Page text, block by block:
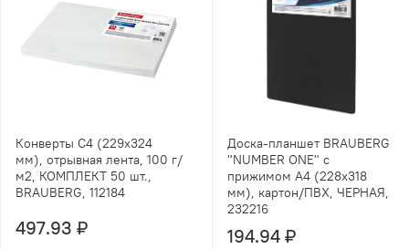
Конверты С4 (229х324
мм), отрывная лента, 100 г/
м2, КОМПЛЕКТ 50 шт.,
BRAUBERG, 112184
497.93 ₽
Доска-планшет BRAUBERG
"NUMBER ONE" с
прижимом А4 (228х318
мм), картон/ПВХ, ЧЕРНАЯ,
232216
194.94 ₽